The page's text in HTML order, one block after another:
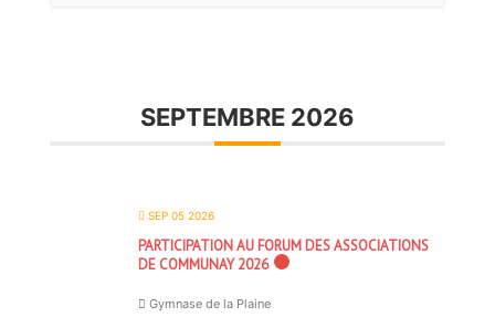
SEPTEMBRE 2026
SEP 05 2026
PARTICIPATION AU FORUM DES ASSOCIATIONS
DE COMMUNAY 2026
Gymnase de la Plaine